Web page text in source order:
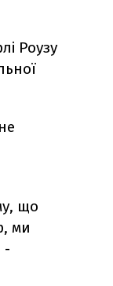
Роузу
що
ми
-